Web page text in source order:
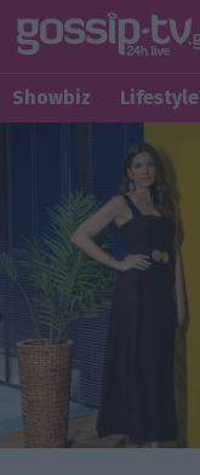
Showbiz Lifestyle